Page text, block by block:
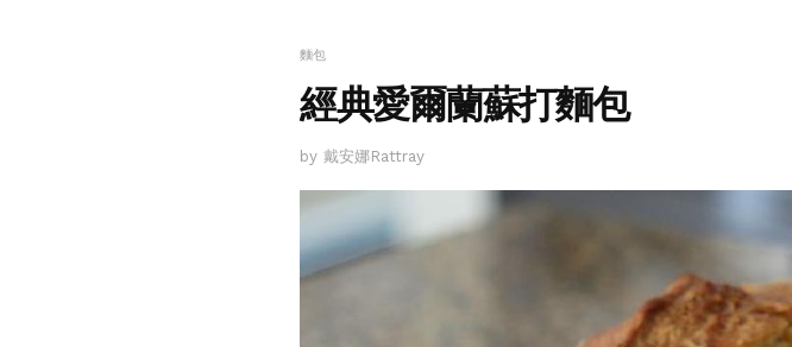
麵包
經典愛爾蘭蘇打麵包
by 戴安娜Rattray